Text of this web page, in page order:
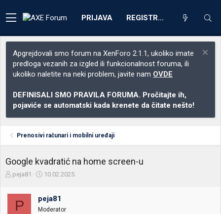
PRIJAVA REGISTRACIJA
Apgrejdovali smo forum na XenForo 2.1.1, ukoliko imate
predloga vezanih za izgled ili funkcionalnost foruma, ili
ukoliko naletite na neki problem, javite nam OVDE
DEFINISALI SMO PRAVILA FORUMA. Pročitajte ih,
pojaviće se automatski kada krenete da čitate nešto!
Prenosivi računari i mobilni uređaji
Google kvadratić na home screen-u
Z
peja81
D
u
m
10.02.2025.
P peja81
Moderator